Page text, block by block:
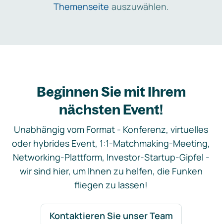
Themenseite auszuwählen.
Beginnen Sie mit Ihrem
nächsten Event!
Unabhängig vom Format - Konferenz, virtuelles
oder hybrides Event, 1:1-Matchmaking-Meeting,
Networking-Plattform, Investor-Startup-Gipfel -
wir sind hier, um Ihnen zu helfen, die Funken
fliegen zu lassen!
Kontaktieren Sie unser Team